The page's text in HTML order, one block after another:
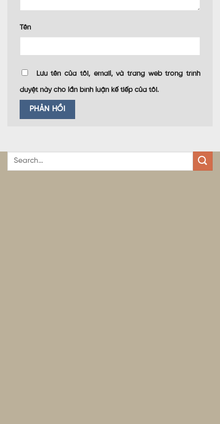
Tên
Lưu tên của tôi, email, và trang web trong trình
duyệt này cho lần bình luận kế tiếp của tôi.